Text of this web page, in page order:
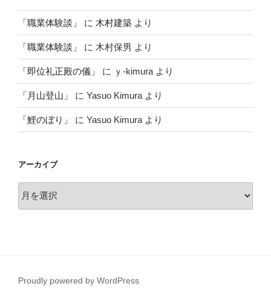
「職業体験談」 に 木村建築 より
「職業体験談」 に 木村保男 より
「即位礼正殿の儀」 に ｙ-kimura より
「月山登山」 に Yasuo Kimura より
「鯉のぼり」 に Yasuo Kimura より
アーカイブ
ア
Proudly powered by WordPress